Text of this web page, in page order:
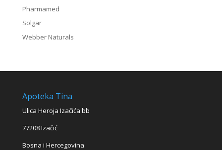
Pharmamed
Solgar
Webber Naturals
Apoteka Tina
Ulica Heroja Izačića bb
77208 Izačić
Bosna i Hercegovina